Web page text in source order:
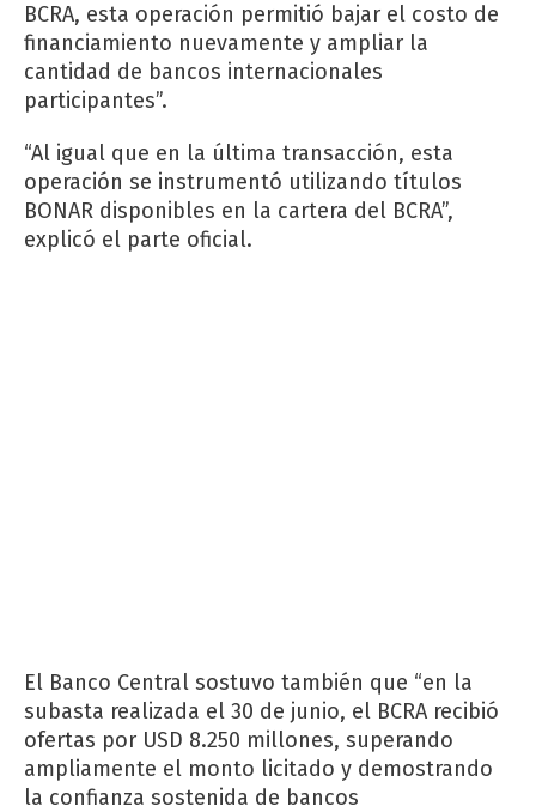
BCRA, esta operación permitió bajar el costo de
financiamiento nuevamente y ampliar la
cantidad de bancos internacionales
participantes”.
“Al igual que en la última transacción, esta
operación se instrumentó utilizando títulos
BONAR disponibles en la cartera del BCRA”,
explicó el parte oficial.
El Banco Central sostuvo también que “en la
subasta realizada el 30 de junio, el BCRA recibió
ofertas por USD 8.250 millones, superando
ampliamente el monto licitado y demostrando
la confianza sostenida de bancos